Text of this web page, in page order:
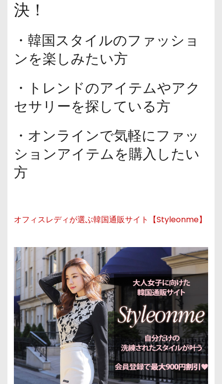
決！
・韓国スタイルのファッショ
ンを楽しみたい方
・トレンドのアイテムやアク
セサリーを探している方
・オンラインで気軽にファッ
ションアイテムを購入したい
方
オフィスレディが選ぶ韓国通販サイト【Styleonme】